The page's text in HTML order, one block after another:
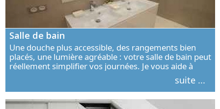
Salle de bain
Une douche plus accessible, des rangements bien
placés, une lumière agréable : votre salle de bain peut
réellement simplifier vos journées. Je vous aide à
concevoir un espace élégant, confortable et adapté à
suite ...